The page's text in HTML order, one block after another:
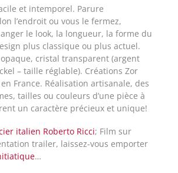
et intemporel. Parure
l’endroit ou vous le fermez,
le look, la longueur, la forme du
plus classique ou plus actuel.
cristal transparent (argent
– taille réglable). Créations Zor
France. Réalisation artisanale, des
tailles ou couleurs d’une pièce à
un caractère précieux et unique!
italien Roberto Ricci; Film sur
trailer, laissez-vous emporter
…